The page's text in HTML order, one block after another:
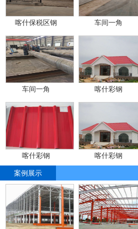
喀什保税区钢 车间一角
车间一角 喀什彩钢
喀什彩钢 喀什彩钢
案例展示